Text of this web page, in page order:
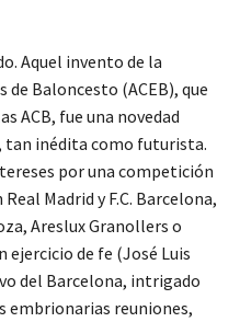
Aquel invento de la
de Baloncesto (ACEB), que
ACB, fue una novedad
tan inédita como futurista.
por una competición
Madrid y F.C. Barcelona,
Areslux Granollers o
ejercicio de fe (José Luis
del Barcelona, intrigado
embrionarias reuniones,